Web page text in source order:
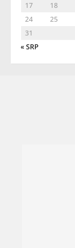
17
18
24
25
31
« SRP